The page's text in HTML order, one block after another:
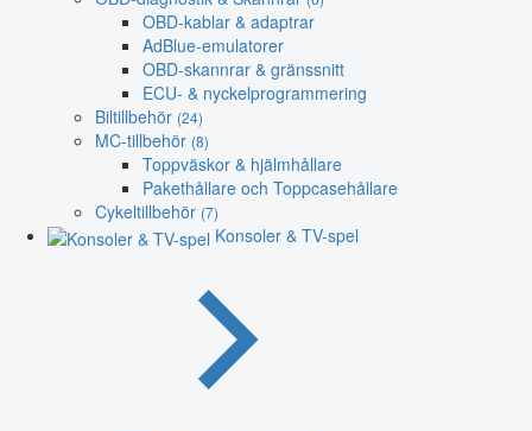
OBD-kablar & adaptrar
AdBlue-emulatorer
OBD-skannrar & gränssnitt
ECU- & nyckelprogrammering
Biltillbehör (24)
MC-tillbehör (8)
Toppväskor & hjälmhållare
Pakethållare och Toppcasehållare
Cykeltillbehör (7)
Konsoler & TV-spel